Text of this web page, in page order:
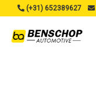
(+31) 652389627